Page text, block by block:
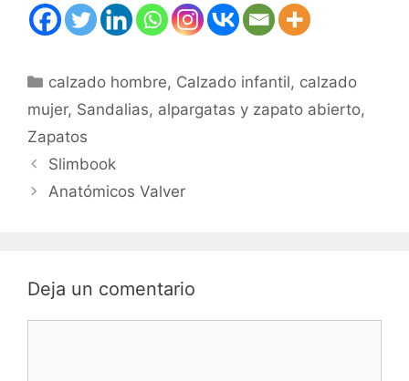
calzado hombre, Calzado infantil, calzado
mujer, Sandalias, alpargatas y zapato abierto,
Zapatos
Slimbook
Anatómicos Valver
Deja un comentario